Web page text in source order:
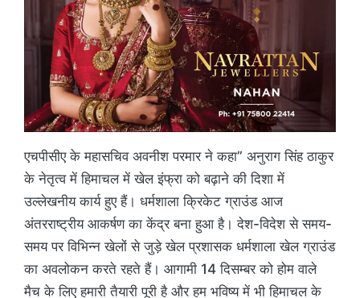
एचपीसीए के महासचिव अवनीश परमार ने कहा” अनुराग सिंह ठाकुर
के नेतृत्व में हिमाचल में खेल इंफ्रा को बढ़ाने की दिशा में
उल्लेखनीय कार्य हुए हैं। धर्मशाला क्रिकेट ग्राउंड आज
अंतरराष्ट्रीय आकर्षण का केंद्र बना हुआ है। देश-विदेश से समय-
समय पर विभिन्न खेलों से जुड़े खेल प्रशासक धर्मशाला खेल ग्राउंड
का अवलोकन करते रहते हैं। आगामी 14 दिसम्बर को होम वाले
मैच के लिए हमारी तैयारी पूरी है और हम भविष्य में भी हिमाचल के